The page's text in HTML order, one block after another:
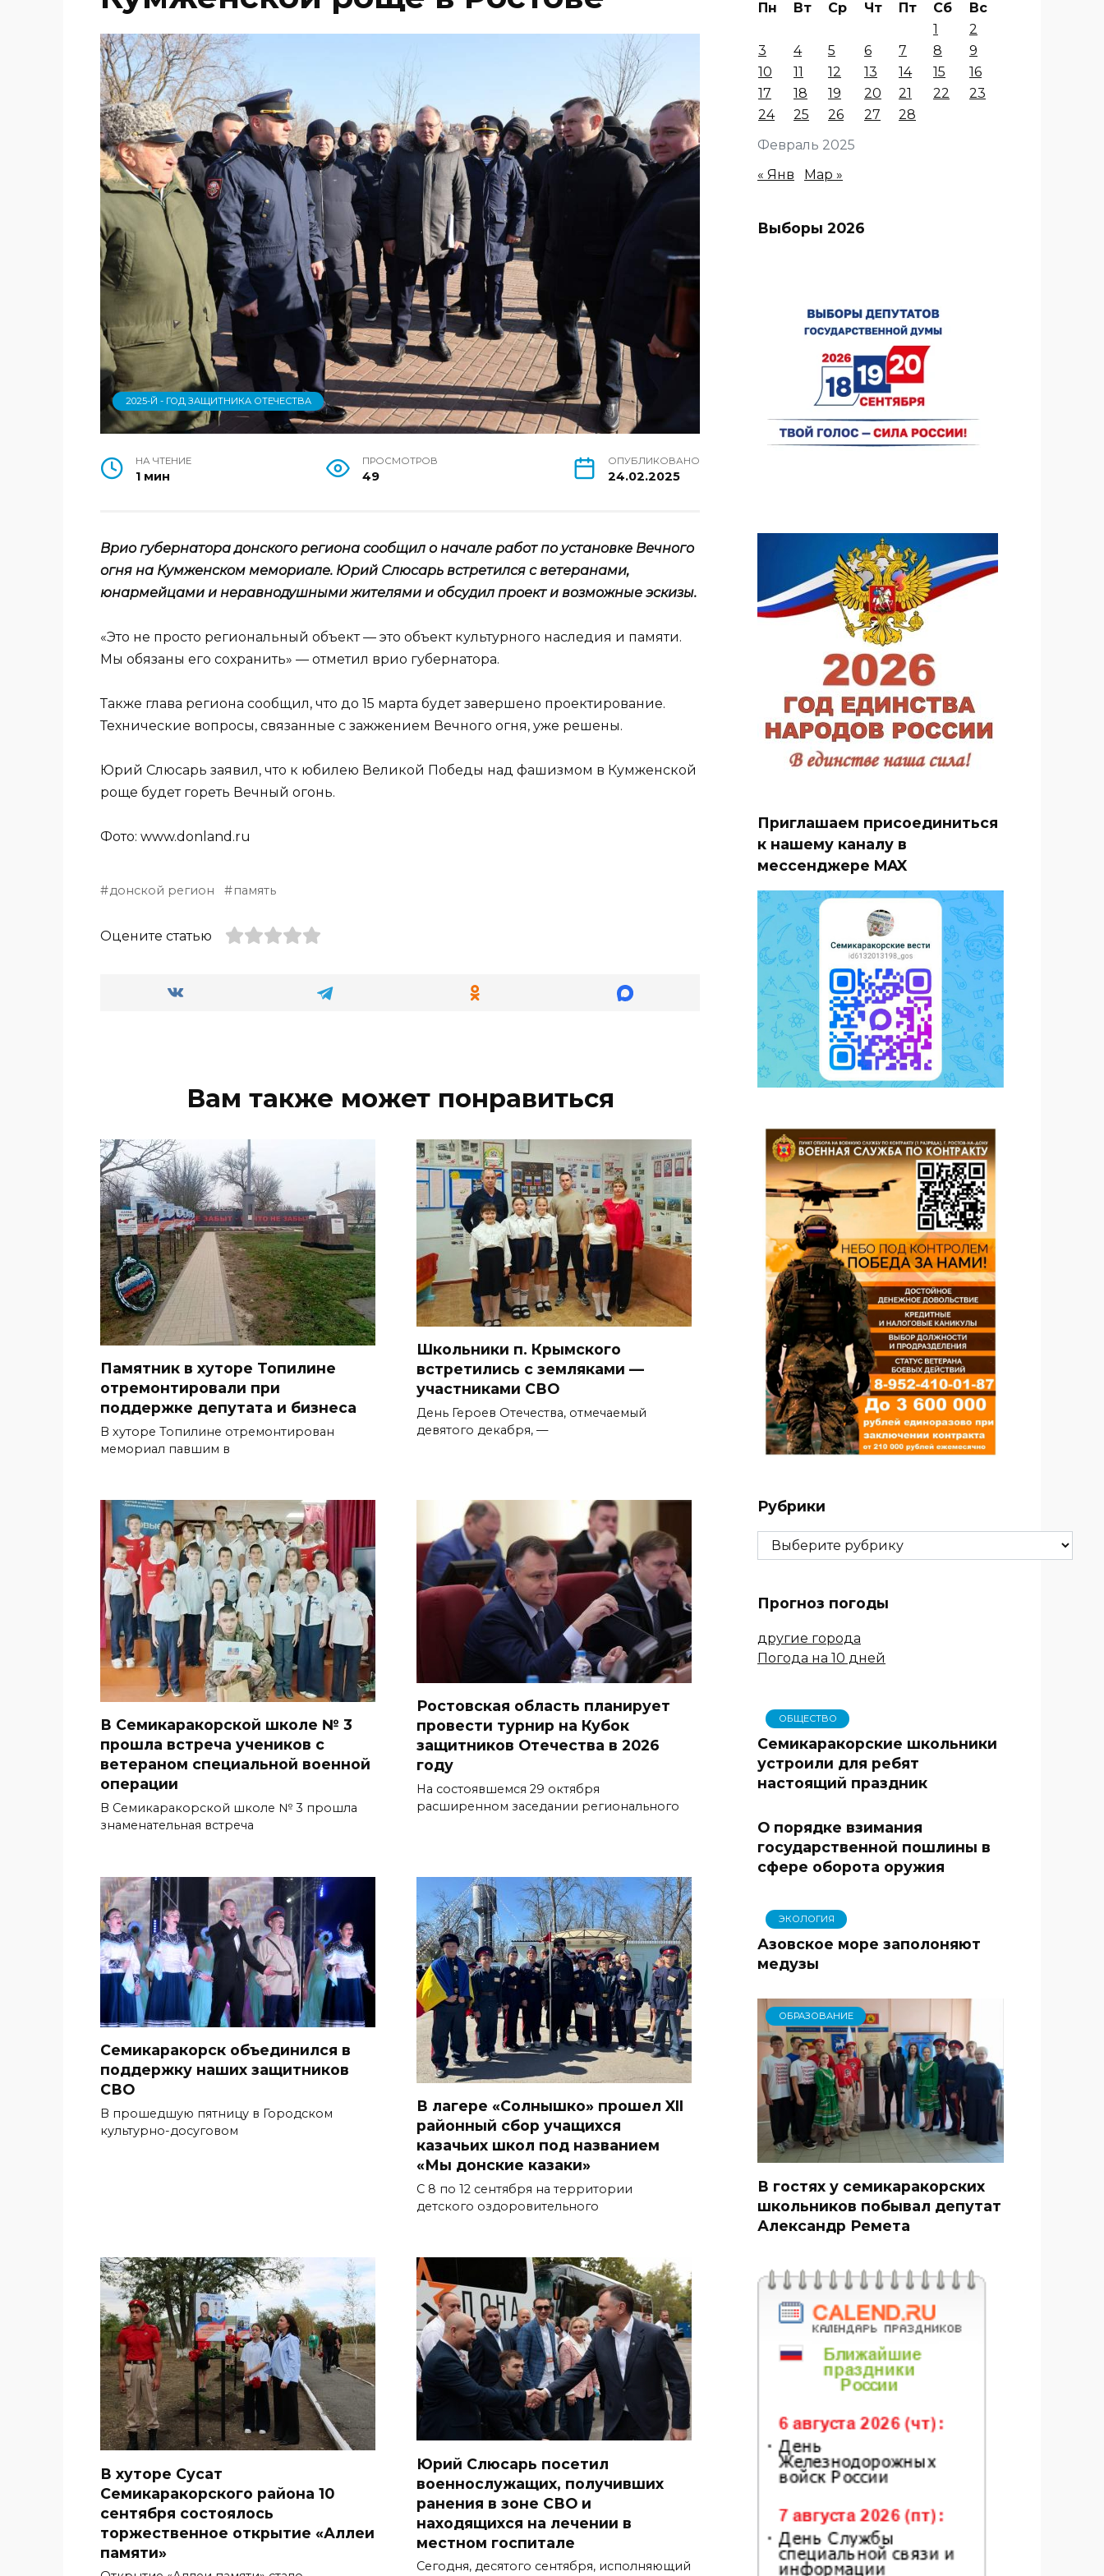
2025-Й - ГОД ЗАЩИТНИКА ОТЕЧЕСТВА
НА ЧТЕНИЕ
1 мин
ПРОСМОТРОВ
49
ОПУБЛИКОВАНО
24.02.2025
Врио губернатора донского региона сообщил о начале работ по установке Вечного
огня на Кумженском мемориале. Юрий Слюсарь встретился с ветеранами,
юнармейцами и неравнодушными жителями и обсудил проект и возможные эскизы.
«Это не просто региональный объект — это объект культурного наследия и памяти.
Мы обязаны его сохранить» — отметил врио губернатора.
Также глава региона сообщил, что до 15 марта будет завершено проектирование.
Технические вопросы, связанные с зажжением Вечного огня, уже решены.
Юрий Слюсарь заявил, что к юбилею Великой Победы над фашизмом в Кумженской
роще будет гореть Вечный огонь.
Фото: www.donland.ru
донской регион память
Оцените статью
Вам также может понравиться
Памятник в хуторе Топилине
отремонтировали при
поддержке депутата и бизнеса
В хуторе Топилине отремонтирован
мемориал павшим в
Школьники п. Крымского
встретились с земляками —
участниками СВО
День Героев Отечества, отмечаемый
девятого декабря, —
В Семикаракорской школе № 3
прошла встреча учеников с
ветераном специальной военной
операции
В Семикаракорской школе № 3 прошла
знаменательная встреча
Ростовская область планирует
провести турнир на Кубок
защитников Отечества в 2026
году
На состоявшемся 29 октября
расширенном заседании регионального
Семикаракорск объединился в
поддержку наших защитников
СВО
В прошедшую пятницу в Городском
культурно-досуговом
В лагере «Солнышко» прошел XII
районный сбор учащихся
казачьих школ под названием
«Мы донские казаки»
С 8 по 12 сентября на территории
детского оздоровительного
В хуторе Сусат
Семикаракорского района 10
сентября состоялось
торжественное открытие «Аллеи
памяти»
Юрий Слюсарь посетил
военнослужащих, получивших
ранения в зоне СВО и
находящихся на лечении в
местном госпитале
Сегодня, десятого сентября, исполняющий
Февраль 2025
Пн Вт Ср Чт Пт Сб
Вс
1
2
3
4 5 6 7 8
9
10
11 12 13 14 15
16
17
18 19 20 21 22
23
24
25 26 27 28
« Янв Мар »
Выборы 2026
Приглашаем присоединиться
к нашему каналу в
мессенджере MAX
Рубрики
Рубрики
Прогноз погоды
другие города
Погода на 10 дней
ОБЩЕСТВО
Семикаракорские школьники
устроили для ребят
настоящий праздник
О порядке взимания
государственной пошлины в
сфере оборота оружия
ЭКОЛОГИЯ
Азовское море заполоняют
медузы
ОБРАЗОВАНИЕ
В гостях у семикаракорских
школьников побывал депутат
Александр Ремета